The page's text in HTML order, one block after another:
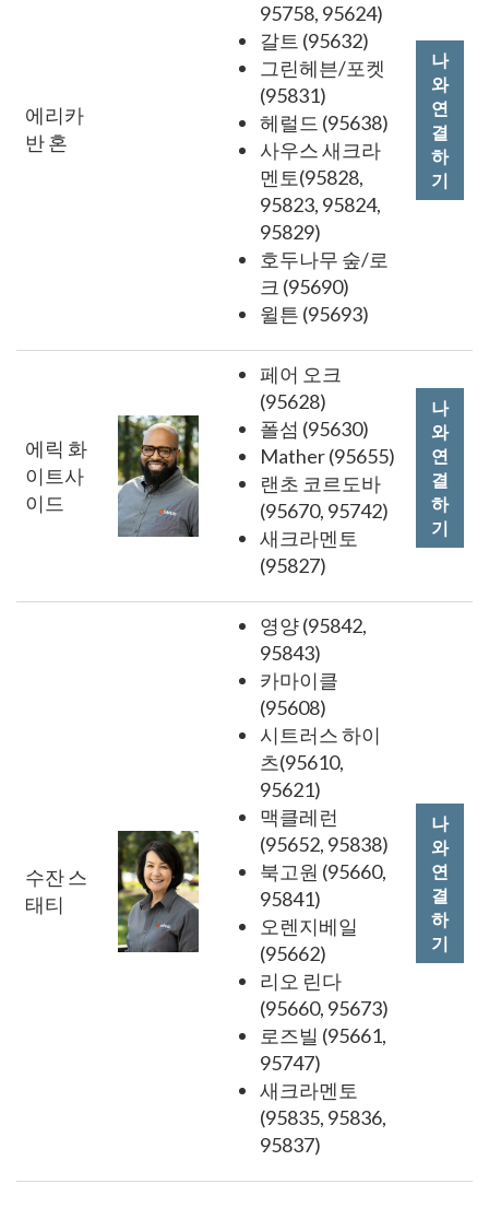
에리카
반 혼
95758, 95624)
갈트 (95632)
그린헤븐/포켓
(95831)
헤럴드 (95638)
사우스 새크라
멘토(95828,
95823, 95824,
95829)
호두나무 숲/로
크 (95690)
윌튼 (95693)
나
와
연
결
하
기
에릭 화
이트사
이드
페어 오크
(95628)
폴섬 (95630)
Mather (95655)
랜초 코르도바
(95670, 95742)
새크라멘토
(95827)
나
와
연
결
하
기
수잔 스
태티
영양 (95842,
95843)
카마이클
(95608)
시트러스 하이
츠(95610,
95621)
맥클레런
(95652, 95838)
북고원 (95660,
95841)
오렌지베일
(95662)
리오 린다
(95660, 95673)
로즈빌 (95661,
95747)
새크라멘토
(95835, 95836,
95837)
나
와
연
결
하
기